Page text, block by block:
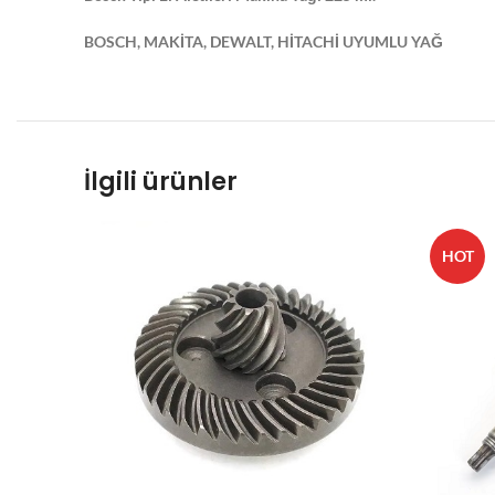
BOSCH, MAKİTA, DEWALT, HİTACHİ UYUMLU YAĞ
İlgili ürünler
HOT